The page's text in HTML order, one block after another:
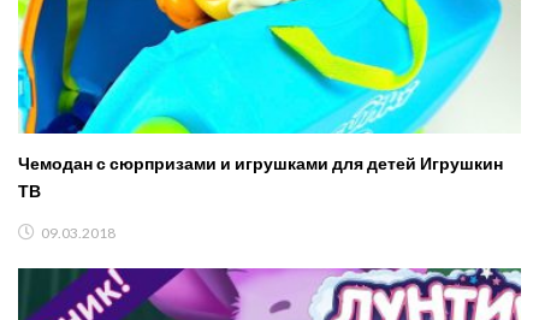
Чемодан с сюрпризами и игрушками для детей Игрушкин
ТВ
09.03.2018